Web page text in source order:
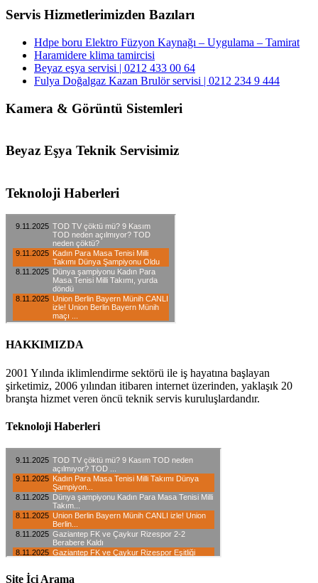
Servis Hizmetlerimizden Bazıları
Hdpe boru Elektro Füzyon Kaynağı – Uygulama – Tamirat
Haramidere klima tamircisi
Beyaz eşya servisi | 0212 433 00 64
Fulya Doğalgaz Kazan Brulör servisi | 0212 234 9 444
Kamera & Görüntü Sistemleri
Beyaz Eşya Teknik Servisimiz
Teknoloji Haberleri
HAKKIMIZDA
2001 Yılında iklimlendirme sektörü ile iş hayatına başlayan
şirketimiz, 2006 yılından itibaren internet üzerinden, yaklaşık 20
branşta hizmet veren öncü teknik servis kuruluşlardandır.
Teknoloji Haberleri
Site İçi Arama